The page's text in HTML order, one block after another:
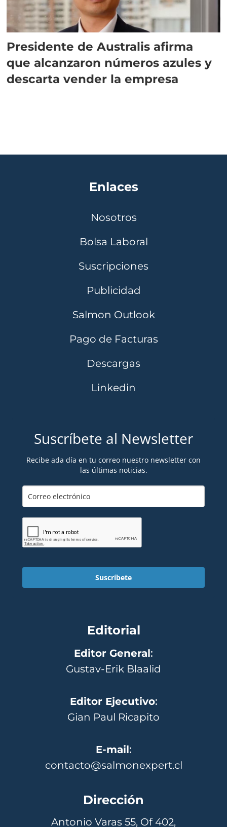
Presidente de Australis afirma
que alcanzaron números azules y
descarta vender la empresa
Enlaces
Nosotros
Bolsa Laboral
Suscripciones
Publicidad
Salmon Outlook
Pago de Facturas
Descargas
Linkedin
Suscríbete al Newsletter
Recibe ada día en tu correo nuestro newsletter con
las últimas noticias.
Suscríbete
Editorial
Editor General:
Gustav-Erik Blaalid
Editor Ejecutivo:
Gian Paul Ricapito
E-mail:
contacto@salmonexpert.cl
Dirección
Antonio Varas 55, Of 402,